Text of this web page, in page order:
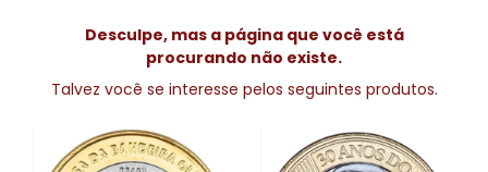
Desculpe, mas a página que você está
procurando não existe.
Talvez você se interesse pelos seguintes produtos.